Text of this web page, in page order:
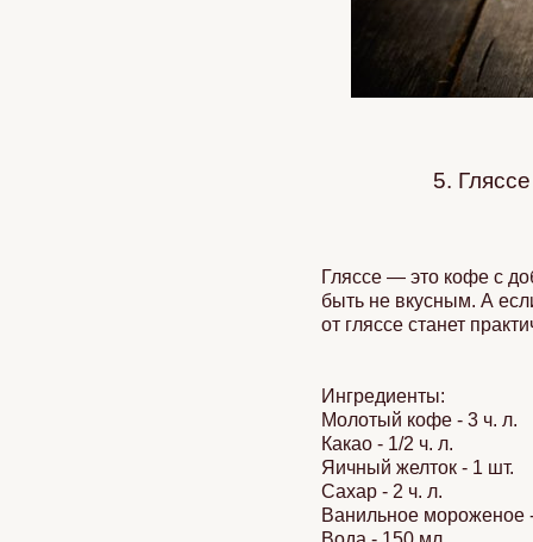
5.
Гляссе — это кофе с
быть не вкусным. А
от гляссе станет
Ингредиенты:
Молотый кофе - 3 ч. л.
Какао - 1/2 ч. л.
Яичный желток - 1 шт.
Сахар - 2 ч. л.
Ванильное мороженое